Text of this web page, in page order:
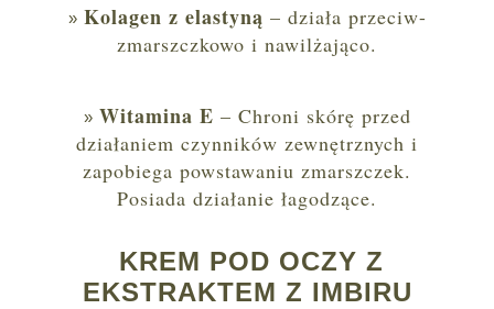
Kolagen z elastyną – działa przeciw-
zmarszczkowo i nawilżająco.
Witamina E – Chroni skórę przed
działaniem czynników zewnętrznych i
zapobiega powstawaniu zmarszczek.
Posiada działanie łagodzące.
KREM POD OCZY Z
EKSTRAKTEM Z IMBIRU